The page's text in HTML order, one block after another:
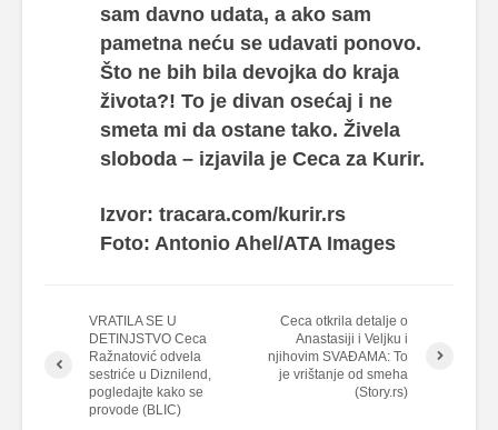
sam davno udata, a ako sam
pametna neću se udavati ponovo.
Što ne bih bila devojka do kraja
života?! To je divan osećaj i ne
smeta mi da ostane tako. Živela
sloboda – izjavila je Ceca za Kurir.
Izvor: tracara.com/kurir.rs
Foto: Antonio Ahel/ATA Images
VRATILA SE U
DETINJSTVO Ceca
Ražnatović odvela
sestriće u Diznilend,
pogledajte kako se
provode (BLIC)
Ceca otkrila detalje o
Anastasiji i Veljku i
njihovim SVAĐAMA: To
je vrištanje od smeha
(Story.rs)